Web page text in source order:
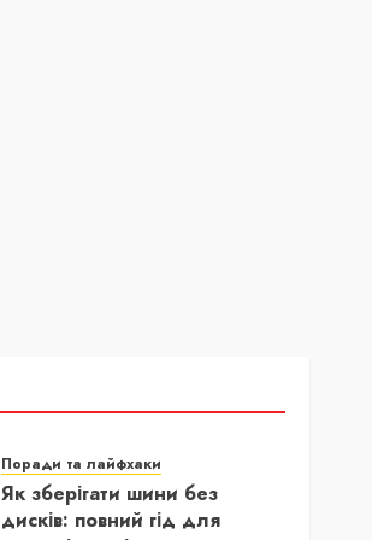
Поради та лайфхаки
Як зберігати шини без
дисків: повний гід для